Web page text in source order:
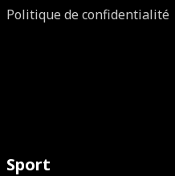
Politique de confidentialité
Sport